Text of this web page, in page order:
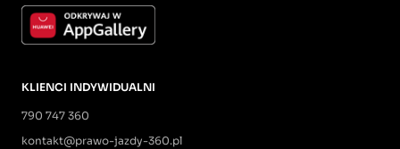
KLIENCI INDYWIDUALNI
790 747 360
kontakt@prawo-jazdy-360.pl